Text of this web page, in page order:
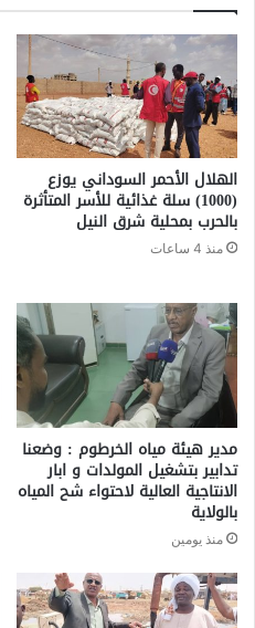
الهلال الأحمر السوداني يوزع
(1000) سلة غذائية للأسر المتأثرة
بالحرب بمحلية شرق النيل
منذ 4 ساعات
مدير هيئة مياه الخرطوم : وضعنا
تدابير بتشغيل المولدات و ابار
الانتاجية العالية لاحتواء شح المياه
بالولاية
منذ يومين